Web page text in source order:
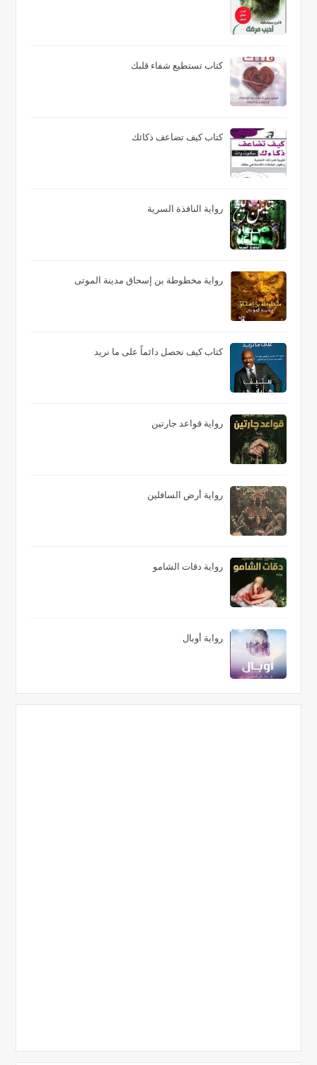
كتاب تستطيع شفاء قلبك
كتاب كيف تضاعف ذكائك
رواية النافذة السرية
رواية مخطوطة بن إسحاق مدينة الموتى
كتاب كيف نحصل دائماً على ما نريد
رواية قواعد جارتين
رواية أرض السافلين
رواية دقات الشامو
رواية أوبال